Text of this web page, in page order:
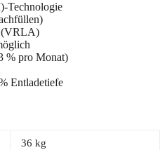
Technologie
(VRLA)
% pro Monat)
Entladetiefe
36 kg